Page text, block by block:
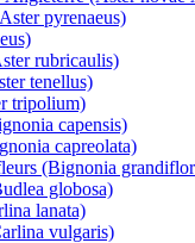
pyrenaeus)
rubricaulis)
tenellus)
tripolium)
capensis)
capreolata)
(Bignonia
globosa)
lanata)
vulgaris)